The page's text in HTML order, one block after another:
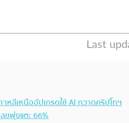
าหลีเหนืออัปเกรดใช้ AI กวาดคริปโทฯ
ขพุ่งแตะ 66%